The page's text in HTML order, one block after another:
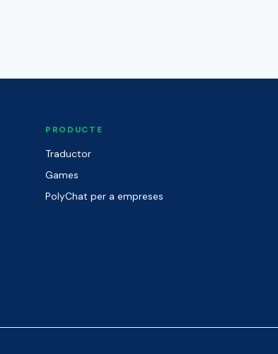
PRODUCTE
Traductor
Games
PolyChat per a empreses